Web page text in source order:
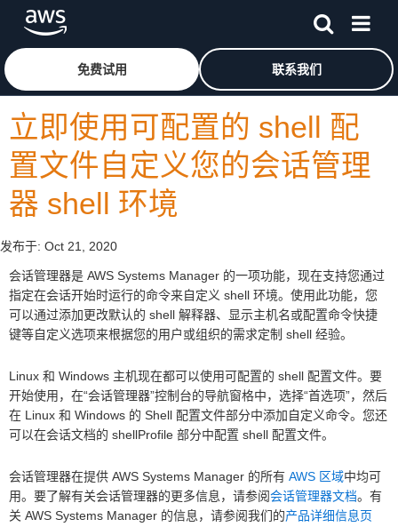
跳至主要内容
免费试用 联系我们
立即使用可配置的 shell 配
置文件自定义您的会话管理
器 shell 环境
发布于: Oct 21, 2020
会话管理器是 AWS Systems Manager 的一项功能，现在支持您通过
指定在会话开始时运行的命令来自定义 shell 环境。使用此功能，您
可以通过添加更改默认的 shell 解释器、显示主机名或配置命令快捷
键等自定义选项来根据您的用户或组织的需求定制 shell 经验。
Linux 和 Windows 主机现在都可以使用可配置的 shell 配置文件。要
开始使用，在“会话管理器”控制台的导航窗格中，选择“首选项”，然后
在 Linux 和 Windows 的 Shell 配置文件部分中添加自定义命令。您还
可以在会话文档的 shellProfile 部分中配置 shell 配置文件。
会话管理器在提供 AWS Systems Manager 的所有 AWS 区域中均可
用。要了解有关会话管理器的更多信息，请参阅会话管理器文档。有
关 AWS Systems Manager 的信息，请参阅我们的产品详细信息页